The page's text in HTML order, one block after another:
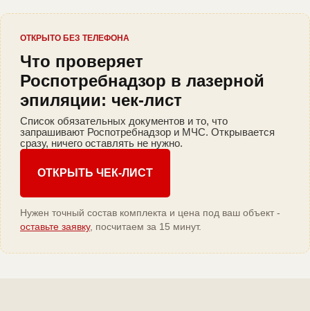
ОТКРЫТО БЕЗ ТЕЛЕФОНА
Что проверяет
Роспотребнадзор в лазерной
эпиляции: чек-лист
Список обязательных документов и то, что
запрашивают Роспотребнадзор и МЧС. Открывается
сразу, ничего оставлять не нужно.
ОТКРЫТЬ ЧЕК-ЛИСТ
Нужен точный состав комплекта и цена под ваш объект -
оставьте заявку, посчитаем за 15 минут.